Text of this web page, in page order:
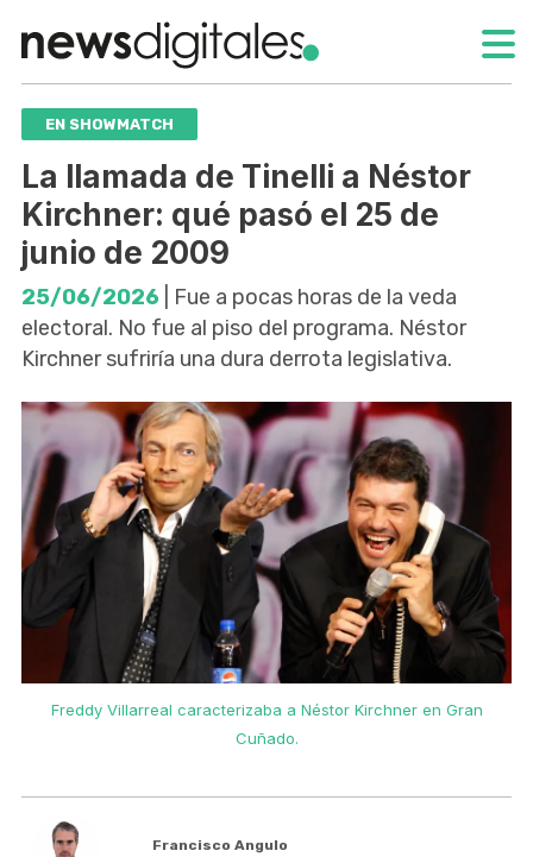
EN SHOWMATCH
La llamada de Tinelli a Néstor
Kirchner: qué pasó el 25 de
junio de 2009
25/06/2026 | Fue a pocas horas de la veda
electoral. No fue al piso del programa. Néstor
Kirchner sufriría una dura derrota legislativa.
Freddy Villarreal caracterizaba a Néstor Kirchner en Gran
Cuñado.
Francisco Angulo